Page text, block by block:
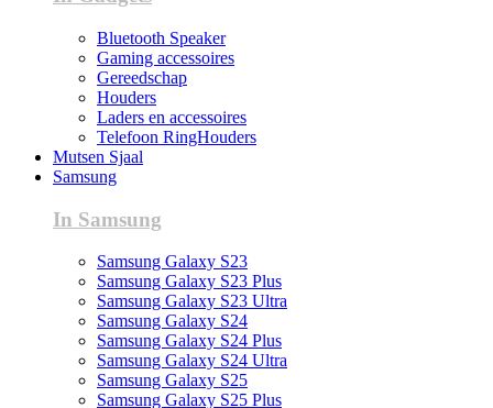
Bluetooth Speaker
Gaming accessoires
Gereedschap
Houders
Laders en accessoires
Telefoon RingHouders
Mutsen Sjaal
Samsung
In Samsung
Samsung Galaxy S23
Samsung Galaxy S23 Plus
Samsung Galaxy S23 Ultra
Samsung Galaxy S24
Samsung Galaxy S24 Plus
Samsung Galaxy S24 Ultra
Samsung Galaxy S25
Samsung Galaxy S25 Plus